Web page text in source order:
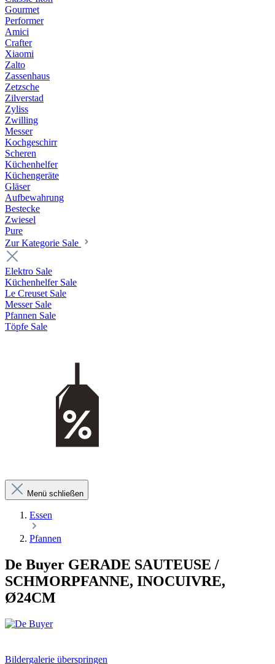
Gourmet
Performer
Amici
Crafter
Xiaomi
Zalto
Zassenhaus
Zetzsche
Zilverstad
Zyliss
Zwilling
Messer
Kochgeschirr
Scheren
Küchenhelfer
Küchengeräte
Gläser
Aufbewahrung
Bestecke
Zwiesel
Pure
Zur Kategorie Sale
Elektro Sale
Küchenhelfer Sale
Le Creuset Sale
Messer Sale
Pfannen Sale
Töpfe Sale
Menü schließen
Essen
Pfannen
De Buyer GERADE SAUTEUSE /
SCHMORPFANNE, INOCUIVRE,
Ø24CM
Bildergalerie überspringen